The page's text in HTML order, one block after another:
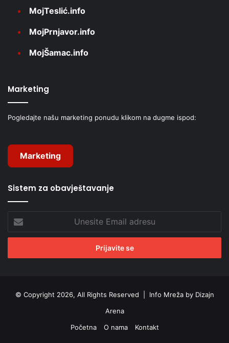
MojTeslić.info
MojPrnjavor.info
MojŠamac.info
Marketing
Pogledajte našu marketing ponudu klikom na dugme ispod:
Marketing
Sistem za obavještavanje
Unesite
Email
adresu
© Copyright 2026, All Rights Reserved | Info Mreža by Dizajn
Arena
Početna
O nama Kontakt